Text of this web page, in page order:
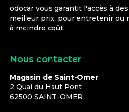
odocar vous garantit l'accès à
meilleur prix, pour entretenir ou
à moindre coût.
Nous contacter
Magasin de Saint-Omer
2 Quai du Haut Pont
62500 SAINT-OMER